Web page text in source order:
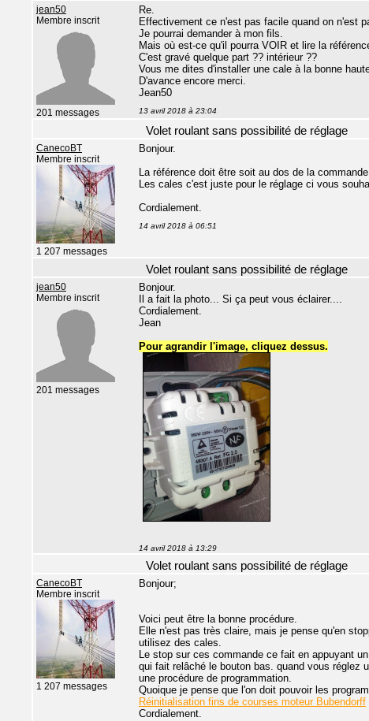
jean50
Membre inscrit
201 messages
Re.
Effectivement ce n'est pas facile quand on n'est
Je pourrai demander à mon fils.
Mais où est-ce qu'il pourra VOIR et lire la
C'est gravé quelque part ?? intérieur ??
Vous me dites d'installer une cale à la bonne
D'avance encore merci.
Jean50
13 avril 2018 à 23:04
Volet roulant sans possibilité de réglage
CanecoBT
Membre inscrit
1 207 messages
Bonjour.
La référence doit être soit au dos de la
Les cales c'est juste pour le réglage ci vous
Cordialement.
14 avril 2018 à 06:51
Volet roulant sans possibilité de réglage
jean50
Membre inscrit
201 messages
Bonjour.
Il a fait la photo... Si ça peut vous éclairer....
Cordialement.
Jean
Pour agrandir l'image, cliquez dessus.
14 avril 2018 à 13:29
Volet roulant sans possibilité de réglage
CanecoBT
Membre inscrit
1 207 messages
Bonjour;
Voici peut être la bonne procédure.
Elle n'est pas très claire, mais je pense qu'en
utilisez des cales.
Le stop sur ces commande ce fait en appuyant
qui fait relâché le bouton bas. quand vous réglez
une procédure de programmation.
Quoique je pense que l'on doit pouvoir les
Réinitialisation fins de courses moteur Bubendorff
Cordialement.